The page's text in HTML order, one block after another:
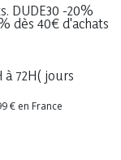
DUDE30 -20%
dès 40€ d'achats
à 72H( jours
€ en France